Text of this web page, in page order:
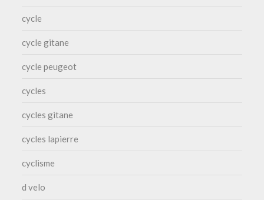
cycle
cycle gitane
cycle peugeot
cycles
cycles gitane
cycles lapierre
cyclisme
d velo